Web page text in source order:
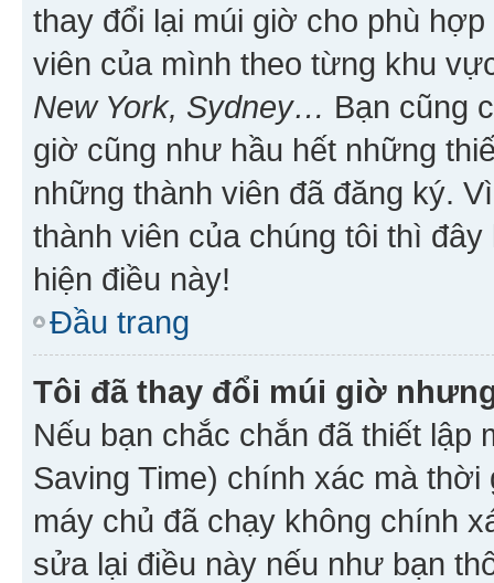
thay đổi lại múi giờ cho phù
viên của mình theo từng khu
New York, Sydney… Bạn cũng
giờ cũng như hầu hết những
những thành viên đã đăng ký.
thành viên của chúng tôi thì
hiện điều này!
Đầu trang
Tôi đã thay đổi múi giờ
Nếu bạn chắc chắn đã thiết lập
Saving Time) chính xác mà
máy chủ đã chạy không chính
sửa lại điều này nếu như bạn